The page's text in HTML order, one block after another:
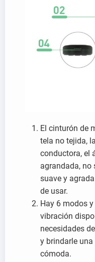
El cinturón de
tela no tejida,
conductora, el
agrandada, no
suave y
de usar.
Hay 6 modos
vibración
necesidades
y brindarle
cómoda.